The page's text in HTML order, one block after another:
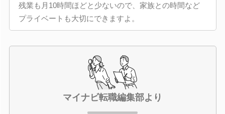
残業も月10時間ほどと少ないので、家族との時間など
プライベートも大切にできますよ。
マイナビ転職編集部より